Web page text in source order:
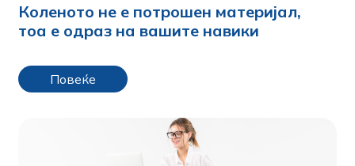
Коленото не е потрошен материјал,
тоа е одраз на вашите навики
Повеќе